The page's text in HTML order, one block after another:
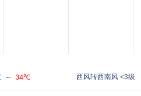
～ 34℃ 西风转西南风 <3级